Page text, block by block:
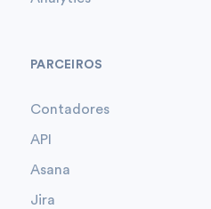
PARCEIROS
Contadores
API
Asana
Jira